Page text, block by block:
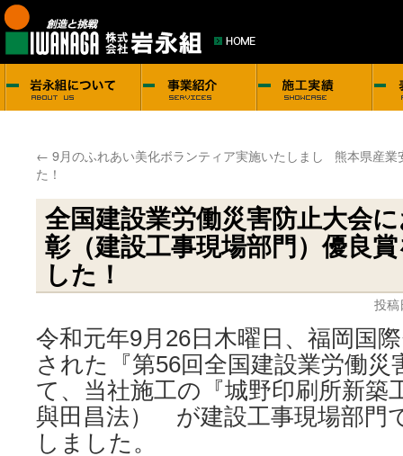
← 9月のふれあい美化ボランティア実施いたしまし
た！
熊本県産業
全国建設業労働災害防止大会
彰（建設工事現場部門）優良
した！
投稿
令和元年9月26日木曜日、福岡国
された『第56回全国建設業労働災
て、当社施工の『城野印刷所新
與田昌法） が建設工事現場部門
しました。